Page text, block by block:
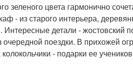
зеленого цвета гармонично
- из старого интерьера,
детали - жостовский
поездки. В прихожей
- подарки ее